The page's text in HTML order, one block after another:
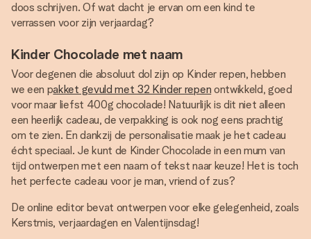
doos schrijven. Of wat dacht je ervan om een kind te
verrassen voor zijn verjaardag?
Kinder Chocolade met naam
Voor degenen die absoluut dol zijn op Kinder repen, hebben
we een pakket gevuld met 32 Kinder repen ontwikkeld, goed
voor maar liefst 400g chocolade! Natuurlijk is dit niet alleen
een heerlijk cadeau, de verpakking is ook nog eens prachtig
om te zien. En dankzij de personalisatie maak je het cadeau
écht speciaal. Je kunt de Kinder Chocolade in een mum van
tijd ontwerpen met een naam of tekst naar keuze! Het is toch
het perfecte cadeau voor je man, vriend of zus?
De online editor bevat ontwerpen voor elke gelegenheid, zoals
Kerstmis, verjaardagen en Valentijnsdag!